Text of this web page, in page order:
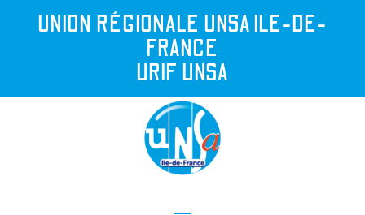
UNION RÉGIONALE UNSA ILE-DE-
FRANCE
URIF UNSA